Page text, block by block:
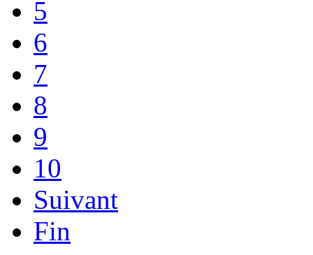
5
6
7
8
9
10
Suivant
Fin